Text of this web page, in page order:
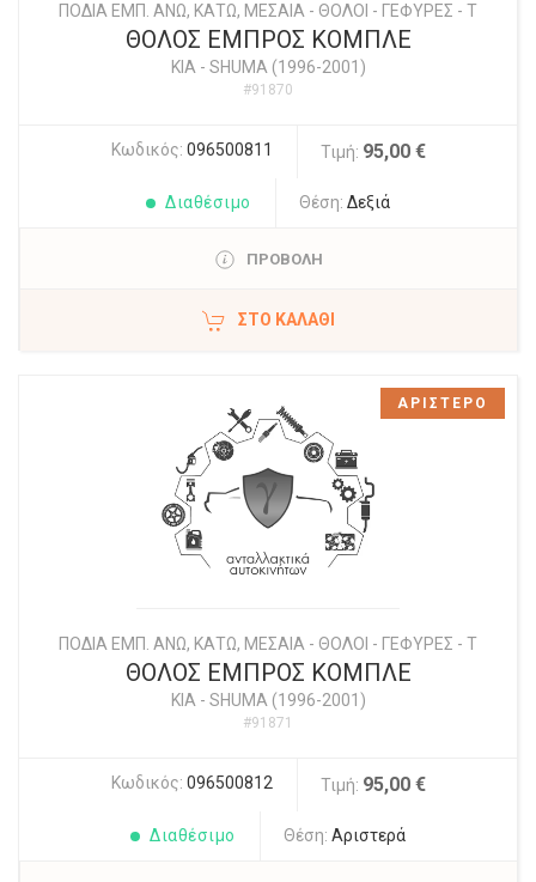
ΠΟΔΙΑ ΕΜΠ. ΑΝΩ, ΚΑΤΩ, ΜΕΣΑΙΑ - ΘΟΛΟΙ - ΓΕΦΥΡΕΣ - Τ
ΘΟΛΟΣ ΕΜΠΡΟΣ ΚΟΜΠΛΕ
KIA - SHUMA (1996-2001)
#91870
Κωδικός: 096500811 Τιμή: 95,00 €
Διαθέσιμο Θέση: Δεξιά
ΠΡΟΒΟΛΗ
ΣΤΟ ΚΑΛΆΘΙ
ΠΟΔΙΑ ΕΜΠ. ΑΝΩ, ΚΑΤΩ, ΜΕΣΑΙΑ - ΘΟΛΟΙ - ΓΕΦΥΡΕΣ - Τ
ΘΟΛΟΣ ΕΜΠΡΟΣ ΚΟΜΠΛΕ
KIA - SHUMA (1996-2001)
#91871
Κωδικός: 096500812 Τιμή: 95,00 €
Διαθέσιμο Θέση: Αριστερά
ΑΡΙΣΤΕΡΟ